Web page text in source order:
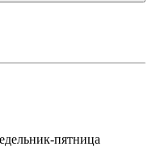
пятница